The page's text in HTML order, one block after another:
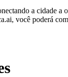
a cidade
você poderá